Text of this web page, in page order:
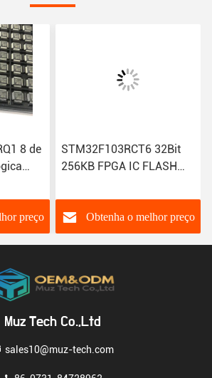
32Bit
preço
AP64350QSP-13 Power
Management IC DCDC
R 4K Positivo Ajustável
0,8V 1 Saída 3,5A 8-SOIC
Obtenha o melhor preço
Muz Tech Co.,Ltd
sales10@muz-tech.com